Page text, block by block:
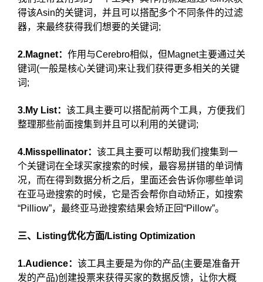
得该Asin的关键词，并且可以搭配多个不同条件的过滤
器，来最终获得我们想要的关键词;
2.Magnet： 作用与Cerebro相似，但Magnet主要通过关
键词(一般是核心关键词)来让我们获得更多相关的关键
词;
3.My List： 该工具主要可以搭配前两个工具，方便我们
整理那些前面搜集到并且可以利用的关键词;
4.Misspellinator： 该工具主要可以帮助我们搜集到一
个关键词在全球买家搜索的时候，最容易拼错的单词情
况，而在得到数据分析之后，里面还会告诉你哪些单词
在亚马逊搜索的时候，它是否会帮你自动矫正，如搜索
“Pilliow”，最终亚马逊搜索结果会矫正回“Pillow”。
三、Listing优化方面/Listing Optimization
1.Audience： 该工具主要是为你的产品(主要是准备开
发的产品)创建投票来获得买家的数据反馈，让你大概